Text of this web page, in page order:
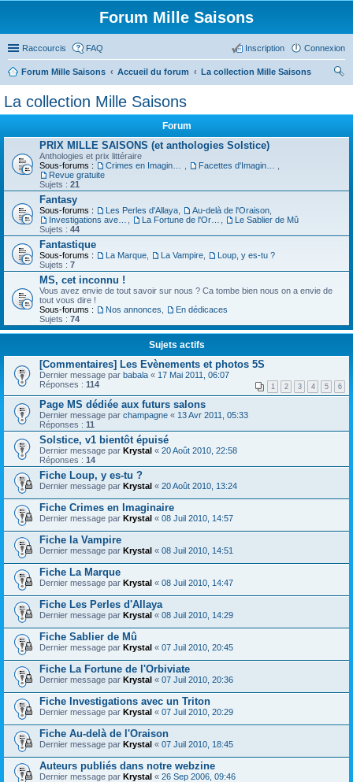
Forum Mille Saisons
Raccourcis FAQ Connexion
Inscription
Forum Mille Saisons Accueil du forum
La collection Mille Saisons
La collection Mille Saisons
Forum
PRIX MILLE SAISONS (et anthologies Solstice)
Anthologies et prix littéraire
Sous-forums :
Revue gratuite
Sujets : 21
Fantasy
Sous-forums : Les Perles d'Allaya Au-delà de l'Oraison
Le Sablier de Mû
Sujets : 44
Fantastique
Sous-forums : La Marque La Vampire
Loup, y es-tu ?
Sujets : 7
MS, cet inconnu !
Vous avez envie de tout savoir sur nous ? Ca tombe bien nous on a envie de
tout vous dire !
Sous-forums :
Nos annonces
En dédicaces
Sujets : 74
Sujets actifs
[Commentaires] Les Evènements et photos 5S
Dernier message par babala « 17 Mai 2011, 06:07
Réponses : 114 1 2 3 4 5 6
Page MS dédiée aux futurs salons
Dernier message par champagne « 13 Avr 2011, 05:33
Réponses : 11
Solstice, v1 bientôt épuisé
Dernier message par Krystal « 20 Août 2010, 22:58
Réponses : 14
Fiche Loup, y es-tu ?
Dernier message par Krystal « 20 Août 2010, 13:24
Fiche Crimes en Imaginaire
Dernier message par Krystal « 08 Juil 2010, 14:57
Fiche la Vampire
Dernier message par Krystal « 08 Juil 2010, 14:51
Fiche La Marque
Dernier message par Krystal « 08 Juil 2010, 14:47
Fiche Les Perles d'Allaya
Dernier message par Krystal « 08 Juil 2010, 14:29
Fiche Sablier de Mû
Dernier message par Krystal « 07 Juil 2010, 20:45
Fiche La Fortune de l'Orbiviate
Dernier message par Krystal « 07 Juil 2010, 20:36
Fiche Investigations avec un Triton
Dernier message par Krystal « 07 Juil 2010, 20:29
Fiche Au-delà de l'Oraison
Dernier message par Krystal « 07 Juil 2010, 18:45
Auteurs publiés dans notre webzine
Dernier message par Krystal « 26 Sep 2006, 09:46